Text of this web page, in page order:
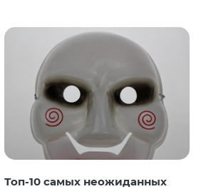
Топ-10 самых неожиданных